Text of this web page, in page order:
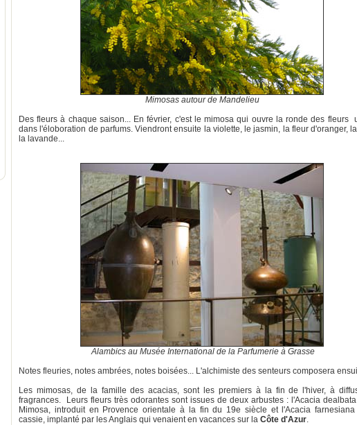
Mimosas autour de Mandelieu
Des fleurs à chaque saison... En février, c'est le mimosa qui ouvre la ronde des fleurs
dans l'éloboration de parfums. Viendront ensuite la violette, le jasmin, la fleur d'oranger,
la lavande...
Alambics au Musée International de la Parfumerie à Grasse
Notes fleuries, notes ambrées, notes boisées... L'alchimiste des senteurs composera
Les mimosas, de la famille des acacias, sont les premiers à la fin de l'hiver, à
fragrances. Leurs fleurs très odorantes sont issues de deux arbustes : l'Acacia
Mimosa, introduit en Provence orientale à la fin du 19e siècle et l'Acacia farnesiana
cassie, implanté par les Anglais qui venaient en vacances sur la Côte d'Azur.